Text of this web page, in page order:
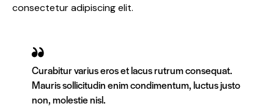
consectetur adipiscing elit.
Curabitur varius eros et lacus rutrum consequat.
Mauris sollicitudin enim condimentum, luctus justo
non, molestie nisl.